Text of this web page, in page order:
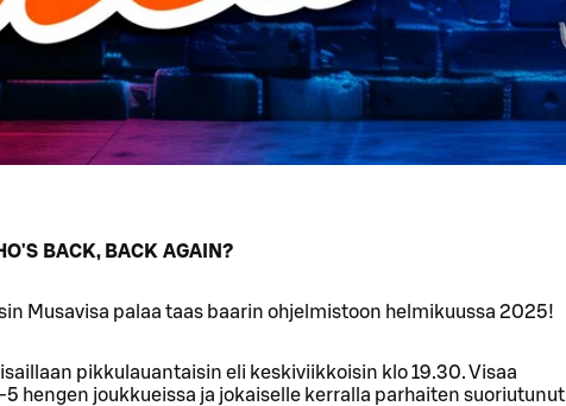
BACK, BACK AGAIN?
Musavisa palaa taas baarin ohjelmistoon helmikuussa 2025!
pikkulauantaisin eli keskiviikkoisin klo 19.30. Visaa
5 hengen joukkueissa ja jokaiselle kerralla parhaiten suoriutunut